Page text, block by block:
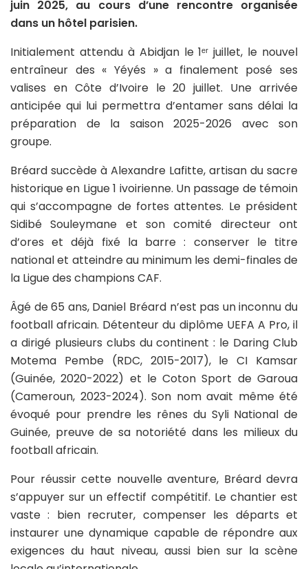
juin 2025, au cours d’une rencontre organisée
dans un hôtel parisien.
Initialement attendu à Abidjan le 1ᵉʳ juillet, le nouvel
entraîneur des « Yéyés » a finalement posé ses
valises en Côte d’Ivoire le 20 juillet. Une arrivée
anticipée qui lui permettra d’entamer sans délai la
préparation de la saison 2025-2026 avec son
groupe.
Bréard succède à Alexandre Lafitte, artisan du sacre
historique en Ligue 1 ivoirienne. Un passage de témoin
qui s’accompagne de fortes attentes. Le président
Sidibé Souleymane et son comité directeur ont
d’ores et déjà fixé la barre : conserver le titre
national et atteindre au minimum les demi-finales de
la Ligue des champions CAF.
Âgé de 65 ans, Daniel Bréard n’est pas un inconnu du
football africain. Détenteur du diplôme UEFA A Pro, il
a dirigé plusieurs clubs du continent : le Daring Club
Motema Pembe (RDC, 2015-2017), le CI Kamsar
(Guinée, 2020-2022) et le Coton Sport de Garoua
(Cameroun, 2023-2024). Son nom avait même été
évoqué pour prendre les rênes du Syli National de
Guinée, preuve de sa notoriété dans les milieux du
football africain.
Pour réussir cette nouvelle aventure, Bréard devra
s’appuyer sur un effectif compétitif. Le chantier est
vaste : bien recruter, compenser les départs et
instaurer une dynamique capable de répondre aux
exigences du haut niveau, aussi bien sur la scène